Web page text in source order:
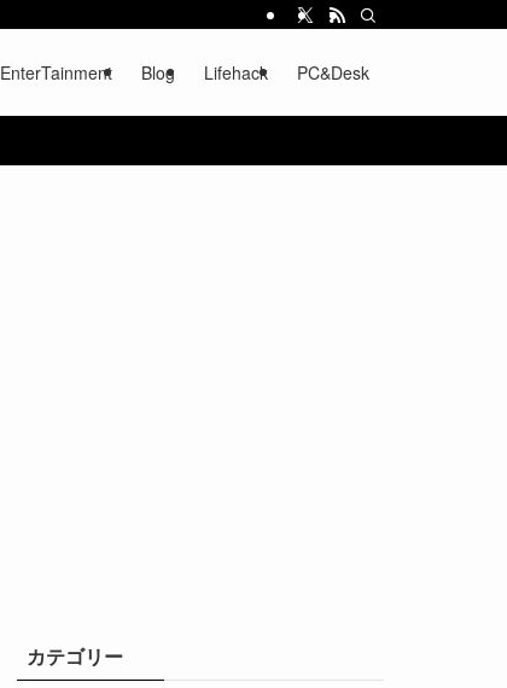
EnterTainment Blog Lifehack PC&Desk
カテゴリー